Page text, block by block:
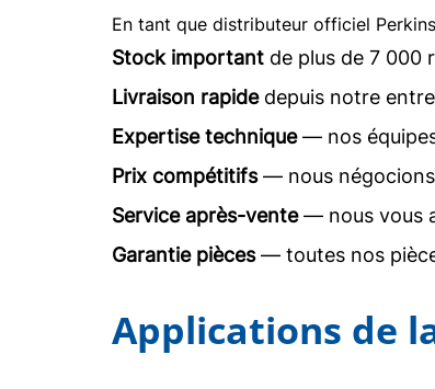
En tant que distributeur officiel
Stock important de plus de 7 000
Livraison rapidedepuis notre
Expertise technique— nos
Prix compétitifs— nous négocions
Service après-vente— nous vous
Garantie pièces— toutes nos
Applications de